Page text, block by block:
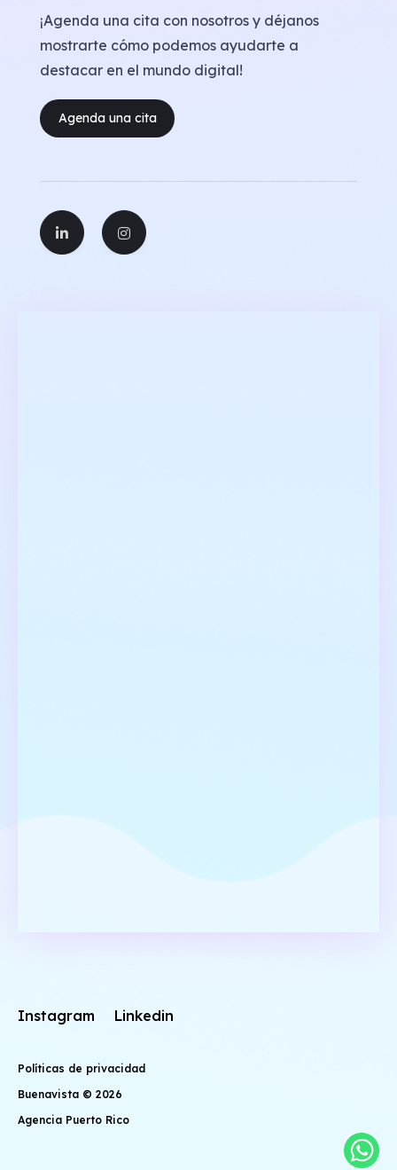
¡Agenda una cita con nosotros y déjanos
mostrarte cómo podemos ayudarte a
destacar en el mundo digital!
Agenda una cita
Políticas de privacidad
Buenavista © 2026
Agencia Puerto Rico
Instagram Linkedin